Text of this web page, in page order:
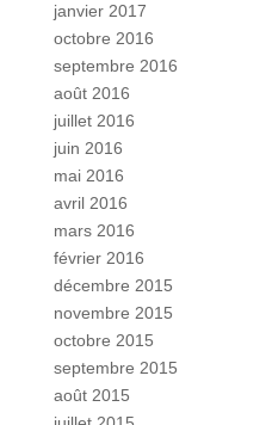
janvier 2017
octobre 2016
septembre 2016
août 2016
juillet 2016
juin 2016
mai 2016
avril 2016
mars 2016
février 2016
décembre 2015
novembre 2015
octobre 2015
septembre 2015
août 2015